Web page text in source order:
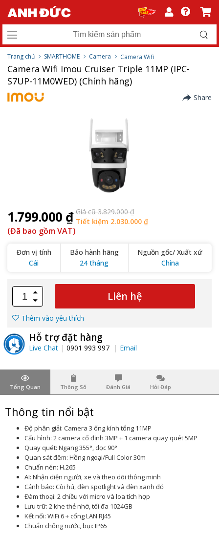
Trang chủ SMARTHOME Camera Camera Wifi
Camera Wifi Imou Cruiser Triple 11MP (IPC-
S7UP-11M0WED) (Chính hãng)
Share
1.799.000 ₫ Giá cũ 3.829.000 ₫
Tiết kiệm 2.030.000 ₫
(Đã bao gồm VAT)
Đơn vị tính
Cái
Bảo hành hãng
24 tháng
Nguồn gốc/ Xuất xứ
China
Liên hệ
Thêm vào yêu thích
Hỗ trợ đặt hàng
Live Chat 0901 993 997 Email
Tổng Quan Thông Số Đánh Giá Hỏi Đáp
Thông tin nổi bật
Độ phân giải: Camera 3 ống kính tổng 11MP
Cấu hình: 2 camera cố định 3MP + 1 camera quay quét 5MP
Quay quét: Ngang 355°, dọc 90°
Quan sát đêm: Hồng ngoại/Full Color 30m
Chuẩn nén: H.265
AI: Nhận diện người, xe và theo dõi thông minh
Cảnh báo: Còi hú, đèn spotlight và đèn xanh đỏ
Đàm thoại: 2 chiều với micro và loa tích hợp
Lưu trữ: 2 khe thẻ nhớ, tối đa 1024GB
Kết nối: WiFi 6 + cổng LAN RJ45
Chuẩn chống nước, bụi: IP65